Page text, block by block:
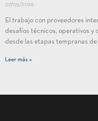
07/05/2026
El trabajo con proveedores
desafíos técnicos, operativos y
desde las etapas tempranas
Leer más »